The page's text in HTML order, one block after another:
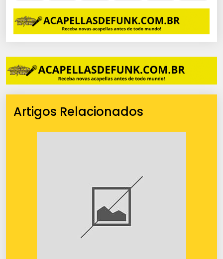
e
á
u
i
o
Artigos Relacionados